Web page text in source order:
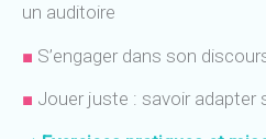
un auditoire
■ S’engager dans son
■ Jouer juste : savoir adapter